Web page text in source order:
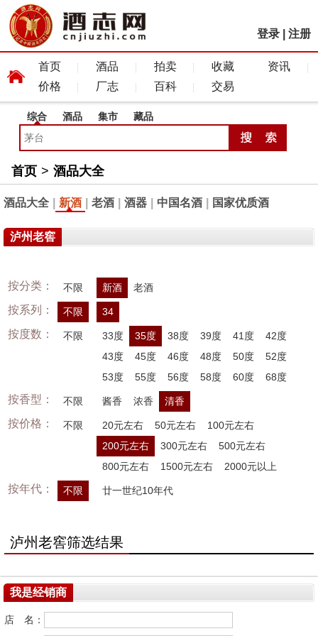
登录 注册
首页 酒品 拍卖 收藏
资讯
价格
厂志 百科 交易
综合 酒品 集市 藏品
首页 > 酒品大全
酒品大全 新酒 老酒 酒器 中国名酒 国家优质酒
泸州老窖
按分类： 不限 新酒 老酒
按系列： 不限 34
按度数： 不限 33度 35度 38度 39度 41度
42度
43度
45度 46度 48度 50度
52度
53度
55度 56度 58度 60度 68度
按香型： 不限 酱香 浓香 清香
按价格： 不限 20元左右 50元左右
100元左右
200元左右
300元左右
500元左右
800元左右
1500元左右 2000元以上
按年代： 不限 廿一世纪10年代
泸州老窖筛选结果
我是经销商
店 名：